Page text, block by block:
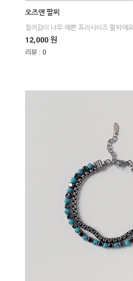
오즈앤 팔찌
컬러감이 너무 예쁜 프리사이즈 팔찌에
12,000 원
리뷰 : 0